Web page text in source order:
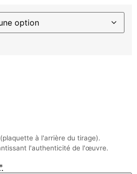
à l'arrière du tirage).
l'authenticité de l'œuvre.
*